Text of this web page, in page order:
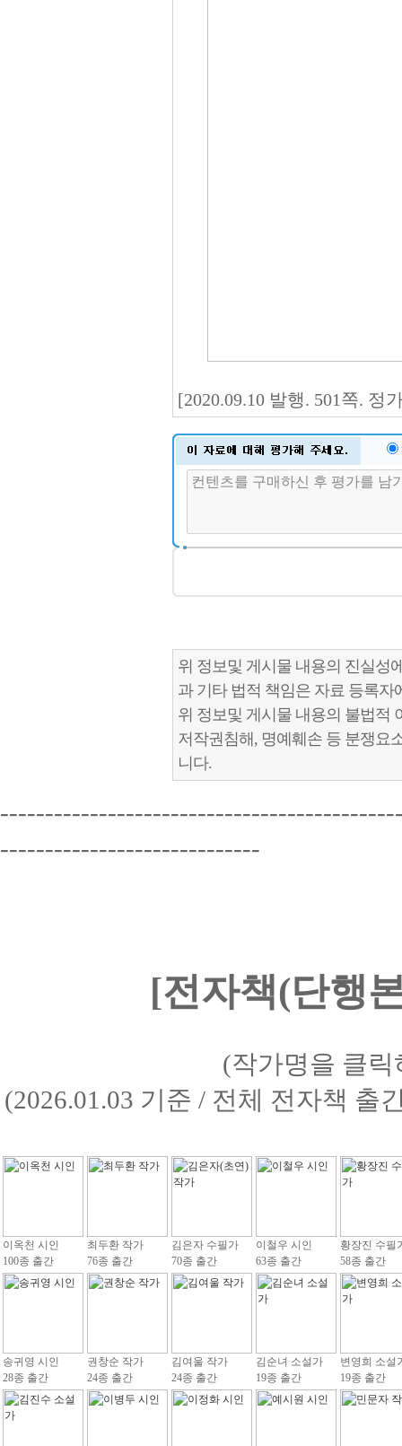
[2020.09.10 발행. 501쪽. 정
위 정보및 게시물 내용의 진실성
과 기타 법적 책임은 자료 등록자
위 정보및 게시물 내용의 불법적
저작권침해, 명예훼손 등 분쟁요
니다.
-----------------------------
[전자책(단행
(작가명을 클
(2026.01.03 기준 / 전체 전자책 출
이옥천 시인
100종 출간
최두환 작가
76종 출간
김은자 수필가
70종 출간
이철우 시인
63종 출간
황장진 수필
58종 출간
송귀영 시인
28종 출간
권창순 작가
24종 출간
김여울 작가
24종 출간
김순녀 소설가
19종 출간
변영희 소설
19종 출간